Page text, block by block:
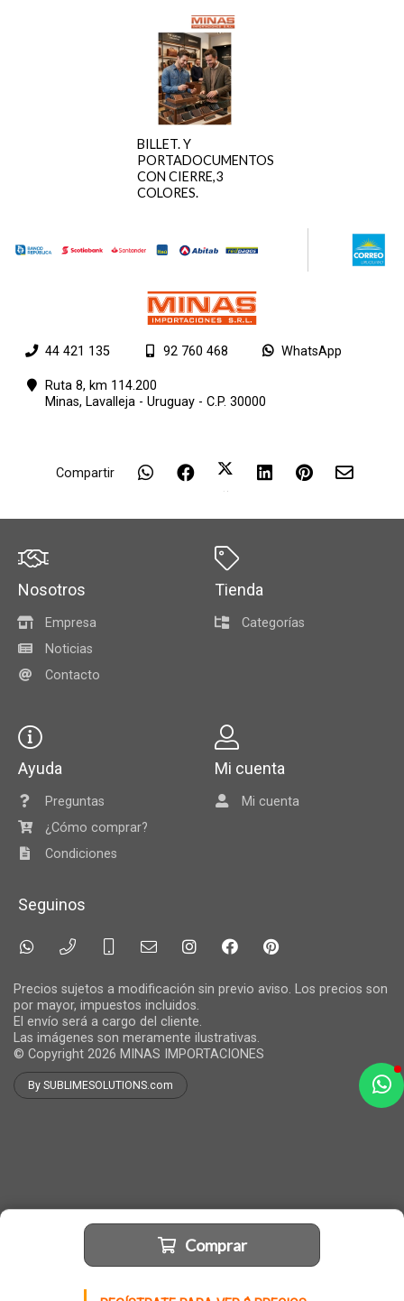
Comprar
BILLET. Y
PORTADOCUMENTOS
CON CIERRE,3
COLORES.
44 421 135 92 760 468 WhatsApp
Ruta 8, km 114.200
Minas, Lavalleja - Uruguay - C.P. 30000
Compartir
Nosotros
Empresa
Noticias
Contacto
Tienda
Categorías
Ayuda
Preguntas
¿Cómo comprar?
Condiciones
Mi cuenta
Mi cuenta
Seguinos
Precios sujetos a modificación sin previo aviso. Los precios son
por mayor, impuestos incluidos.
El envío será a cargo del cliente.
Las imágenes son meramente ilustrativas.
© Copyright 2026 MINAS IMPORTACIONES
By SUBLIMESOLUTIONS.com